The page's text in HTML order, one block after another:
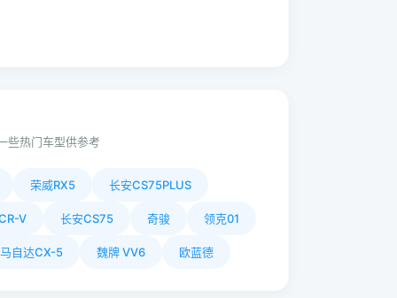
些热门车型供参考
荣威RX5 长安CS75PLUS
V 长安CS75 奇骏 领克01
马自达CX-5 魏牌 VV6 欧蓝德